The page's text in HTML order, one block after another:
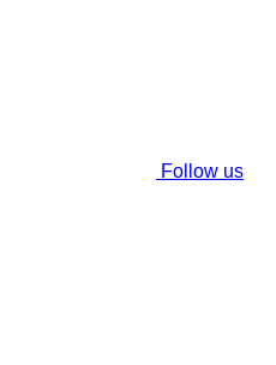
Follow us